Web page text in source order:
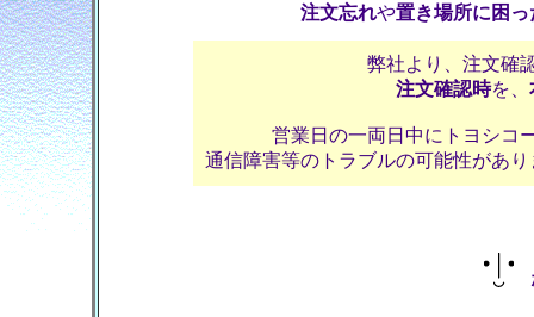
注文忘れや置き場所に困っ
弊社より、注文確
注文確認時を、
営業日の一両日中にトヨシコ
通信障害等のトラブルの可能性があ